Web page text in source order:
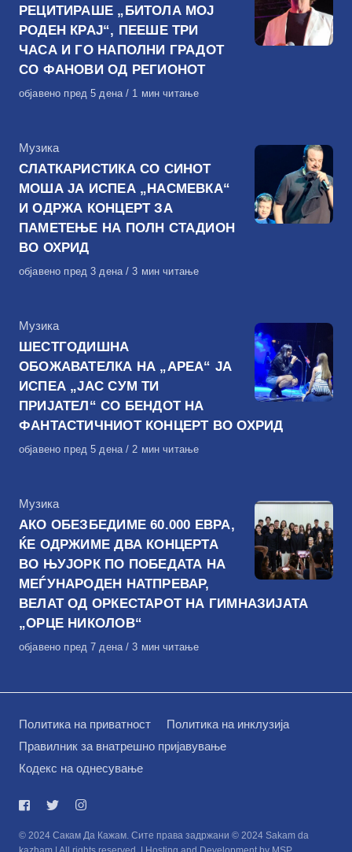
РЕЦИТИРАШЕ „БИТОЛА МОЈ
РОДЕН КРАЈ“, ПЕЕШЕ ТРИ
ЧАСА И ГО НАПОЛНИ ГРАДОТ
СО ФАНОВИ ОД РЕГИОНОТ
Објавено
објавено пред 5 дена 1 мин читање
КАтегорија
Музика
СЛАТКАРИСТИКА СО СИНОТ
МОША ЈА ИСПЕА „НАСМЕВКА“
И ОДРЖА КОНЦЕРТ ЗА
ПАМЕТЕЊЕ НА ПОЛН СТАДИОН
ВО ОХРИД
Објавено
објавено пред 3 дена 3 мин читање
КАтегорија
Музика
ШЕСТГОДИШНА
ОБОЖАВАТЕЛКА НА „АРЕА“ ЈА
ИСПЕА „ЈАС СУМ ТИ
ПРИЈАТЕЛ“ СО БЕНДОТ НА
ФАНТАСТИЧНИОТ КОНЦЕРТ ВО ОХРИД
Објавено
објавено пред 5 дена 2 мин читање
КАтегорија
Музика
АКО ОБЕЗБЕДИМЕ 60.000 ЕВРА,
ЌЕ ОДРЖИМЕ ДВА КОНЦЕРТА
ВО ЊУЈОРК ПО ПОБЕДАТА НА
МЕЃУНАРОДЕН НАТПРЕВАР,
ВЕЛАТ ОД ОРКЕСТАРОТ НА ГИМНАЗИЈАТА
„ОРЦЕ НИКОЛОВ“
Објавено
објавено пред 7 дена 3 мин читање
Политика на приватност
Политика на инклузија
Правилник за внатрешно пријавување
Кодекс на однесување
© 2024 Сакам Да Кажам. Сите права задржани © 2024 Sakam da